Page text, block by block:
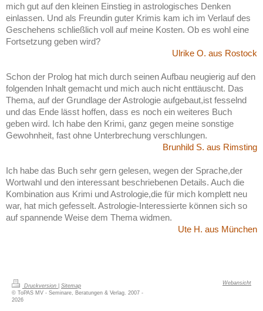
mich gut auf den kleinen Einstieg in astrologisches Denken
einlassen. Und als Freundin guter Krimis kam ich im Verlauf des
Geschehens schließlich voll auf meine Kosten. Ob es wohl eine
Fortsetzung geben wird?
Ulrike O. aus Rostock
Schon der Prolog hat mich durch seinen Aufbau neugierig auf den
folgenden Inhalt gemacht und mich auch nicht enttäuscht. Das
Thema, auf der Grundlage der Astrologie aufgebaut,ist fesselnd
und das Ende lässt hoffen, dass es noch ein weiteres Buch
geben wird. Ich habe den Krimi, ganz gegen meine sonstige
Gewohnheit, fast ohne Unterbrechung verschlungen.
Brunhild S. aus Rimsting
Ich habe das Buch sehr gern gelesen, wegen der Sprache,der
Wortwahl und den interessant beschriebenen Details. Auch die
Kombination aus Krimi und Astrologie,die für mich komplett neu
war, hat mich gefesselt. Astrologie-Interessierte können sich so
auf spannende Weise dem Thema widmen.
Ute H. aus München
Druckversion
Sitemap
© ToPAS MV - Seminare, Beratungen & Verlag. 2007 -
2026
Webansicht